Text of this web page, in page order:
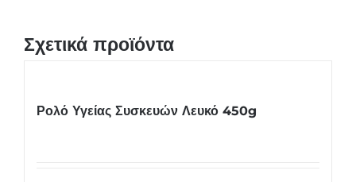
Σχετικά προϊόντα
Ρολό Υγείας Συσκευών Λευκό 450g